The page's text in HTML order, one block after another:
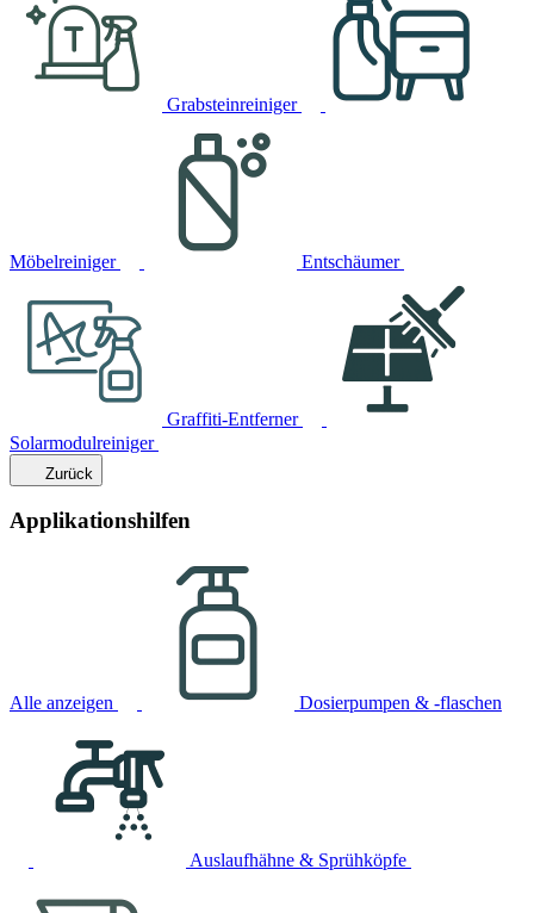
Grabsteinreiniger
Möbelreiniger Entschäumer
Graffiti-Entferner
Solarmodulreiniger
Zurück
Applikationshilfen
Alle anzeigen Dosierpumpen & -flaschen
Auslaufhähne & Sprühköpfe